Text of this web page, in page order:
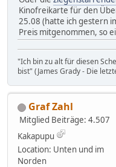
Kinofreikarte für den
25.08 (hatte ich gestern
Preis mitgenommen, so
"Ich bin zu alt für diesen
bist" (James Grady - Die
Graf Zahl
Mitglied Beiträge: 4.507
Kakapupu
Location: Unten und im
Norden